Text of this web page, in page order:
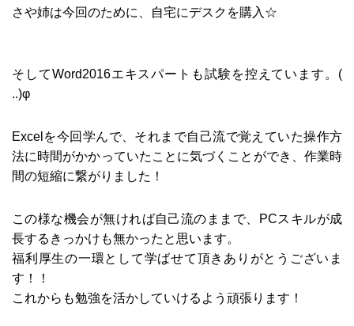
さや姉は今回のために、自宅にデスクを購入☆
そしてWord2016エキスパートも試験を控えています。(
..)φ
Excelを今回学んで、それまで自己流で覚えていた操作方
法に時間がかかっていたことに気づくことができ、作業時
間の短縮に繋がりました！
この様な機会が無ければ自己流のままで、PCスキルが成
長するきっかけも無かったと思います。
福利厚生の一環として学ばせて頂きありがとうございま
す！！
これからも勉強を活かしていけるよう頑張ります！